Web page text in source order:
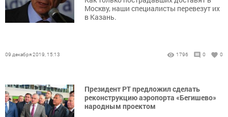
Москву, наши специалисты перевезут их
в Казань.
09 декабря 2019, 15:13 1796 0 0
Президент РТ предложил сделать
реконструкцию аэропорта «Бегишево»
народным проектом